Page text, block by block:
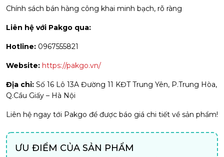
Chính sách bán hàng công khai minh bạch, rõ ràng
Liên hệ với Pakgo qua:
Hotline: 0967555821
Website: https://pakgo.vn/
Địa chỉ: Số 16 Lô 13A Đường 11 KĐT Trung Yên, P.Trung Hòa,
Q.Cầu Giấy – Hà Nội
Liên hệ ngay tới Pakgo để được báo giá chi tiết về sản phẩm!
ƯU ĐIỂM CỦA SẢN PHẨM